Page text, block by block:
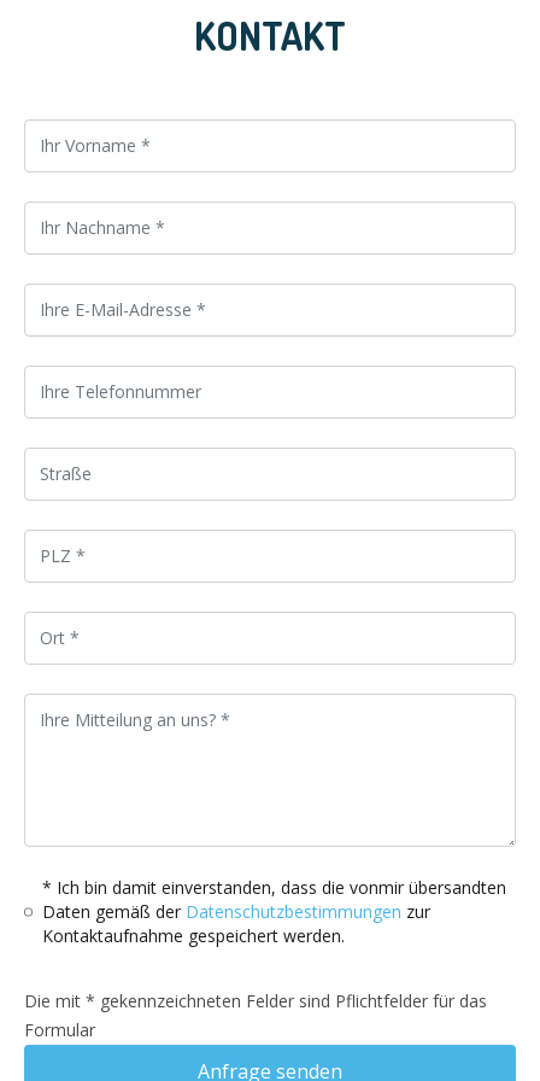
KONTAKT
* Ich bin damit einverstanden, dass die vonmir übersandten
Daten gemäß der Datenschutzbestimmungen zur
Kontaktaufnahme gespeichert werden.
Die mit * gekennzeichneten Felder sind Pflichtfelder für das
Formular
Anfrage senden